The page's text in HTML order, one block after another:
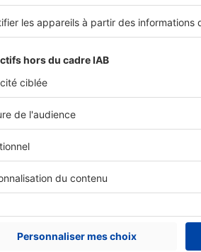
grâce à toutes ses nuances et à
les traditions régionales
sont personnalisés à l'infini, et
lames ajourées à l'américaine ou
le volet en bois retrouve ses